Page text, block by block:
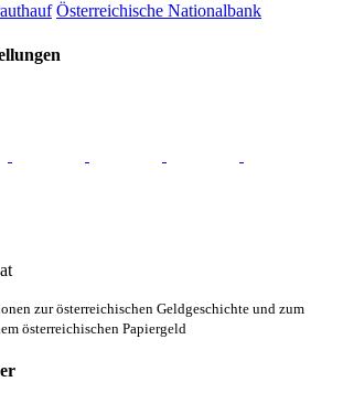
Österreichische Nationalbank
zur österreichischen Geldgeschichte und zum
österreichischen Papiergeld